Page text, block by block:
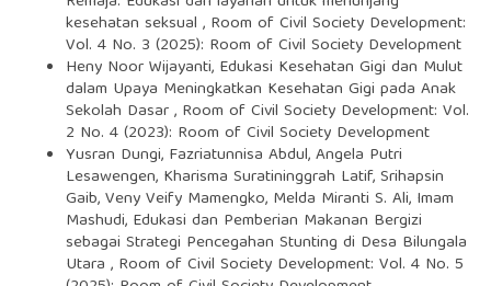
kesehatan seksual , Room of Civil Society Development:
Vol. 4 No. 3 (2025): Room of Civil Society Development
Heny Noor Wijayanti, Edukasi Kesehatan Gigi dan Mulut
dalam Upaya Meningkatkan Kesehatan Gigi pada Anak
Sekolah Dasar, Room of Civil Society Development: Vol.
2 No. 4 (2023): Room of Civil Society Development
Yusran Dungi, Fazriatunnisa Abdul, Angela Putri
Lesawengen, Kharisma Suratininggrah Latif, Srihapsin
Gaib, Veny Veify Mamengko, Melda Miranti S. Ali, Imam
Mashudi, Edukasi dan Pemberian Makanan Bergizi
sebagai Strategi Pencegahan Stunting di Desa Bilungala
Utara , Room of Civil Society Development: Vol. 4 No. 5